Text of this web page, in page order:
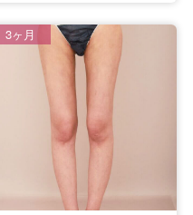
3ヶ月